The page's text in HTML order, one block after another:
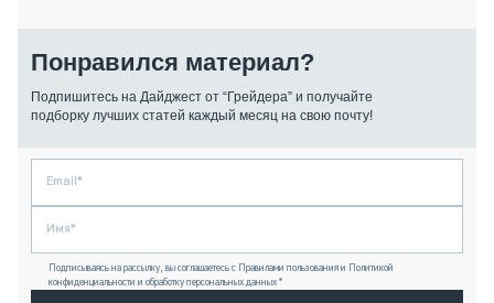
Понравился материал?
Подпишитесь на Дайджест от “Грейдера” и получайте
подборку лучших статей каждый месяц на свою почту!
Подписываясь на рассылку, вы соглашаетесь с Правилами пользования и Политикой
конфиденциальности и обработку персональных данных *